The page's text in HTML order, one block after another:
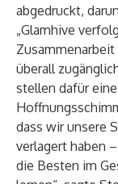
abgedruckt,
„Glamhive
überall
stellen dafür
dass wir unsere
verlagert haben
die Besten im